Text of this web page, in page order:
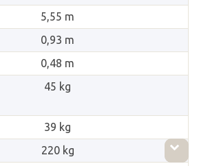
5,55 m
0,93 m
0,48 m
45 kg
39 kg
220 kg